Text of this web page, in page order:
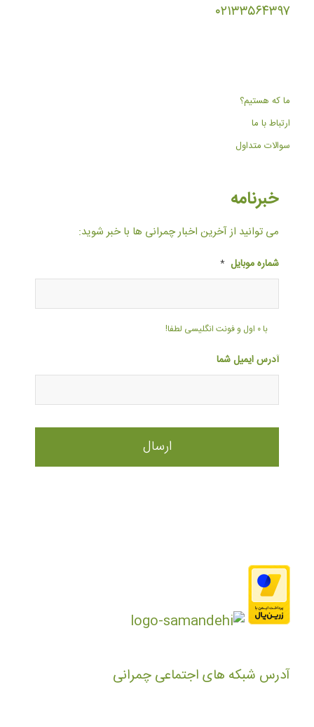
۰۲۱۳۳۵۶۴۳۹۷
ما که هستیم؟
ارتباط با ما
سوالات متداول
خبرنامه
می توانید از آخرین اخبار چمرانی ها با خبر شوید:
شماره موبایل *
با ۰ اول و فونت انگلیسی لطفا!
آدرس ایمیل شما
آدرس شبکه های اجتماعی چمرانی